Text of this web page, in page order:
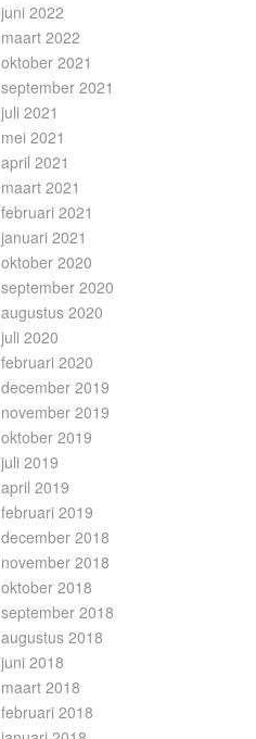
juni 2022
maart 2022
oktober 2021
september 2021
juli 2021
mei 2021
april 2021
maart 2021
februari 2021
januari 2021
oktober 2020
september 2020
augustus 2020
juli 2020
februari 2020
december 2019
november 2019
oktober 2019
juli 2019
april 2019
februari 2019
december 2018
november 2018
oktober 2018
september 2018
augustus 2018
juni 2018
maart 2018
februari 2018